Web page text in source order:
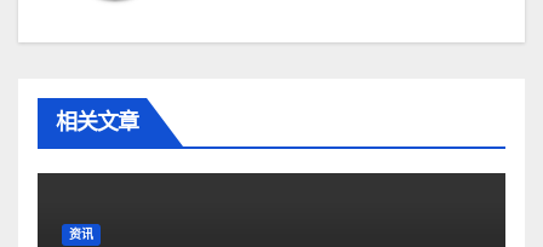
相关文章
资讯